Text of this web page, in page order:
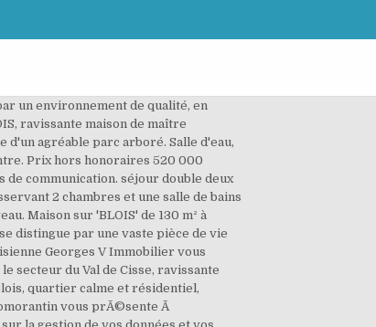
Une petite maison sur l'arrière. Mandat N° 1198. terrasse Vous pouvez à tout moment utiliser le lien de désabonnement intégré dans la newsletter. Sur la partie gauche: un couloir dégagement (de 4.80 m²), une lingerie (de 4.00 m²), une suite familiale de 35.90 m² (comprenant une entrée: de 6.30 m², une chambre 5 (de 12.70 m² et 12.40 m²), une salle d'eau (de 4.50 m²)) et une chambre 6 comprenant (une entrée de 8 m², une chambre de 8.60 m², une salle d'eau et ses WC (de 5.50 m²). Honoraires d'agence à la charge du vendeur. A proximite des commodites de la ville et des bords de Loire, elegante maison bourgeoise d'une surface habitable d'environ 350m2... TrÃ¨s belle maison bourgeoise en centre ville de Romorantin-Lanthenay avec terrain orientÃ© sud, garage et dÃ©pendances. Un séjour de plus de 60 M2.La cuisine aménagée et équipée. Prix de vente: 595 000 euros Chauffage électrique, bonne isolation, ballon d'eau chaude- 2 fosses toutes eaux (tout à l'égout prévu d'ici 4 ans) - TF: 948 euros - Très bon état général Vente maison Blois (41000) d'une surface de 400 m2 avec un terrain de 1791 m2 comptant 9 pièces. rez-de-chaussée: Entrée ouvrant sur grand séjour d'environ 50 m² ouvrant sur le jardin. Belle... ...RÃ©seau Immobilier CAPIFRANCE. Libre d'occupation pour l'été prochain. Abritée par un parc d'environ 8Ha, cette propriété de campagne offre les avantages d'une résidence implantée dans un environnement campagnard calme et non isolé, tout en bénéficiant des accès rapides aux commodités. Le 1er étage qui est aujourd'hui configuré en appartement de type 4 pourra facilement être modifiable afin d'offrir 3 chambres de belle taille et 2 salles d'eau. Un parquet massif habille la majorité de la maison. Plus d'info. SAFTI - CARDIN Anne, conseiller indépendant. Lieux exclusifs, évènements prestigieux restez informé du marché du luxe. RÃ©f. Ce bien vous est proposé par un agent commercial. Au second étage: 4 chambres, dont une avec accès à une terrasse, un dressing, une salle de bains et WC. MANDAT - LIEUX UNIQUES ®. Quatre chambres la composent dont une suite parentale de plain pied, ainsi qu'une pièce bureau en rotonde idéalement ouverte